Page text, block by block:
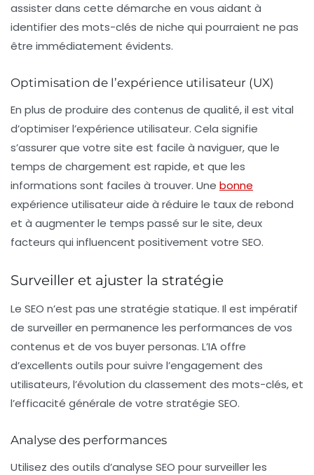
assister dans cette démarche en vous aidant à
identifier des mots-clés de niche qui pourraient ne pas
être immédiatement évidents.
Optimisation de l’expérience utilisateur (UX)
En plus de produire des contenus de qualité, il est vital
d’optimiser l’expérience utilisateur. Cela signifie
s’assurer que votre site est facile à naviguer, que le
temps de chargement est rapide, et que les
informations sont faciles à trouver. Une bonne
expérience utilisateur aide à réduire le taux de rebond
et à augmenter le temps passé sur le site, deux
facteurs qui influencent positivement votre SEO.
Surveiller et ajuster la stratégie
Le SEO n’est pas une stratégie statique. Il est impératif
de surveiller en permanence les performances de vos
contenus et de vos buyer personas. L’IA offre
d’excellents outils pour suivre l’engagement des
utilisateurs, l’évolution du classement des mots-clés, et
l’efficacité générale de votre stratégie SEO.
Analyse des performances
Utilisez des outils d’analyse SEO pour surveiller les